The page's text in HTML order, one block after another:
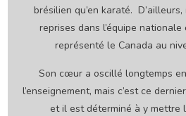
brésilien qu’en karaté.
reprises dans l’équipe
représenté le Canada au
Son cœur a oscillé longtemps
l’enseignement, mais c’est ce
et il est déterminé à y mettre